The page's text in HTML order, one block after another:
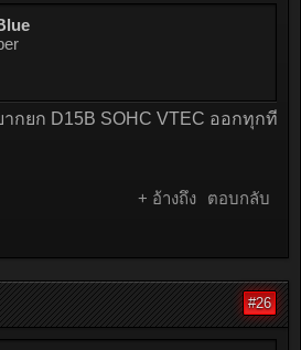
ากยก D15B SOHC VTEC ออกทุกที
+ อ้างถึง ตอบกลับ
#26